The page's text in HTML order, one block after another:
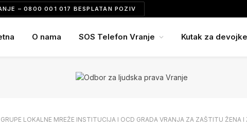
– 0800 001 017 BESPLATAN POZIV
O nama SOS Telefon Vranje Kutak za devojke
LOKALNE MREŽE INSTITUCIJA I OCD GRADA VRANJA ZA ZAŠTITU ŽENA